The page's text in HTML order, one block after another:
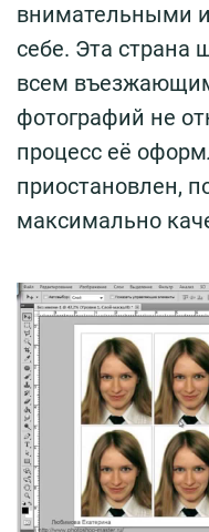
внимательными
себе. Эта страна
всем
фотографий не
процесс её
приостановлен,
максимально